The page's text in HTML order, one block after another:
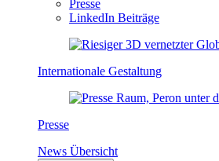
Presse
LinkedIn Beiträge
Internationale Gestaltung
Presse
News Übersicht